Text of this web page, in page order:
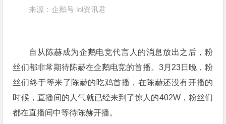
来源：企鹅号 lol资讯君
自从陈赫成为企鹅电竞代言人的消息放出之后，粉
丝们都非常期待陈赫在企鹅电竞的首播。3月23日晚，粉
丝们终于等来了陈赫的吃鸡首播，在陈赫还没有开播的
时候，直播间的人气就已经来到了惊人的402W，粉丝们
都在直播间中等待陈赫开播。